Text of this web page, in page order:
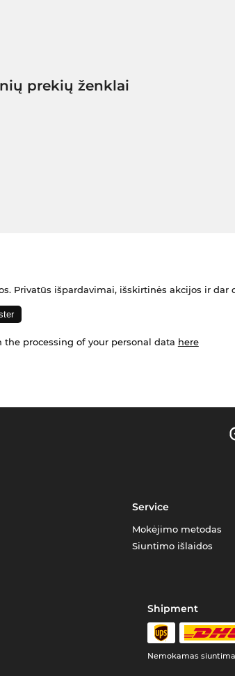
prekių ženklai
Privatūs išpardavimai, išskirtinės akcijos ir dar
processing of your personal data here
Service
Mokėjimo metodas
Siuntimo išlaidos
Shipment
Nemokamas